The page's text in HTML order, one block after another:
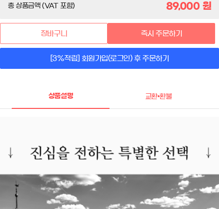
총 상품금액 (VAT 포함) 89,000원
장바구니 즉시 주문하기
[3%적립] 회원가입(로그인) 후 주문하기
상품설명 교환•환불